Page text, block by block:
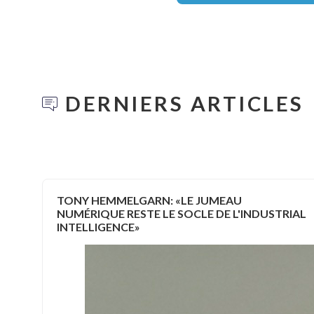
DERNIERS ARTICLES
TONY HEMMELGARN: «LE JUMEAU
NUMÉRIQUE RESTE LE SOCLE DE L'INDUSTRIAL
INTELLIGENCE»